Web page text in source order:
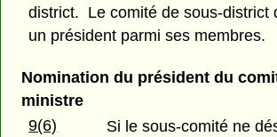
district. Le comité de sous-district
un président parmi ses membres.
Nomination du président du
ministre
9(6)
Si le sous-comité ne